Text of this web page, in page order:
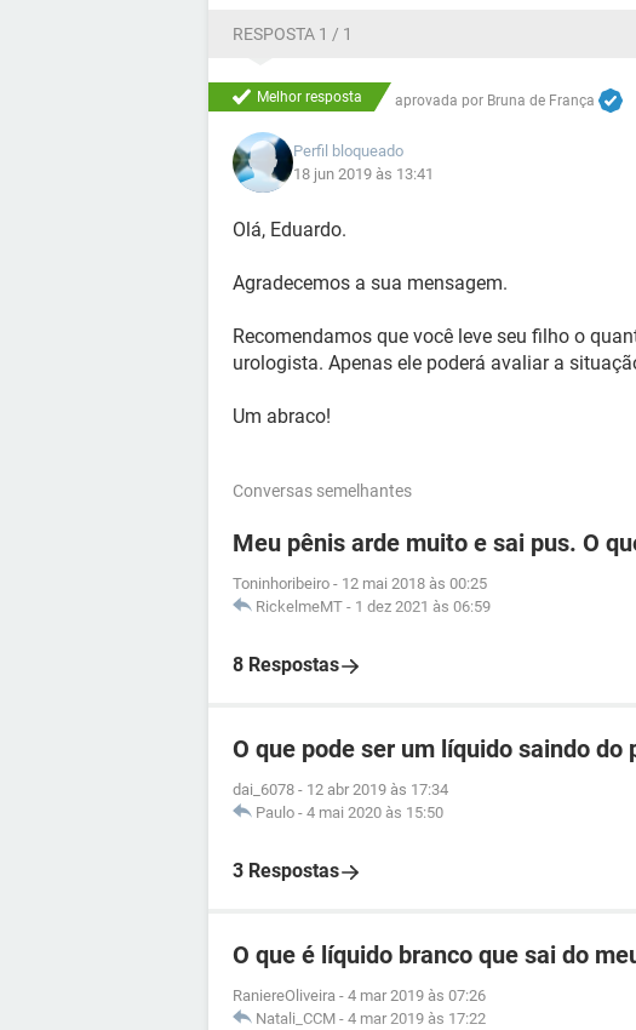
RESPOSTA 1 / 1
Melhor resposta aprovada por Bruna de França
Perfil bloqueado
18 jun 2019 às 13:41
Olá, Eduardo.
Agradecemos a sua mensagem.
Recomendamos que você leve seu filho o
urologista. Apenas ele poderá avaliar a
Um abraco!
Conversas semelhantes
Meu pênis arde muito e sai pus. O
Toninhoribeiro - 12 mai 2018 às 00:25
RickelmeMT - 1 dez 2021 às 06:59
8 Respostas
O que pode ser um líquido saindo do
dai_6078 - 12 abr 2019 às 17:34
Paulo - 4 mai 2020 às 15:50
3 Respostas
O que é líquido branco que sai do
RaniereOliveira - 4 mar 2019 às 07:26
Natali_CCM - 4 mar 2019 às 17:22